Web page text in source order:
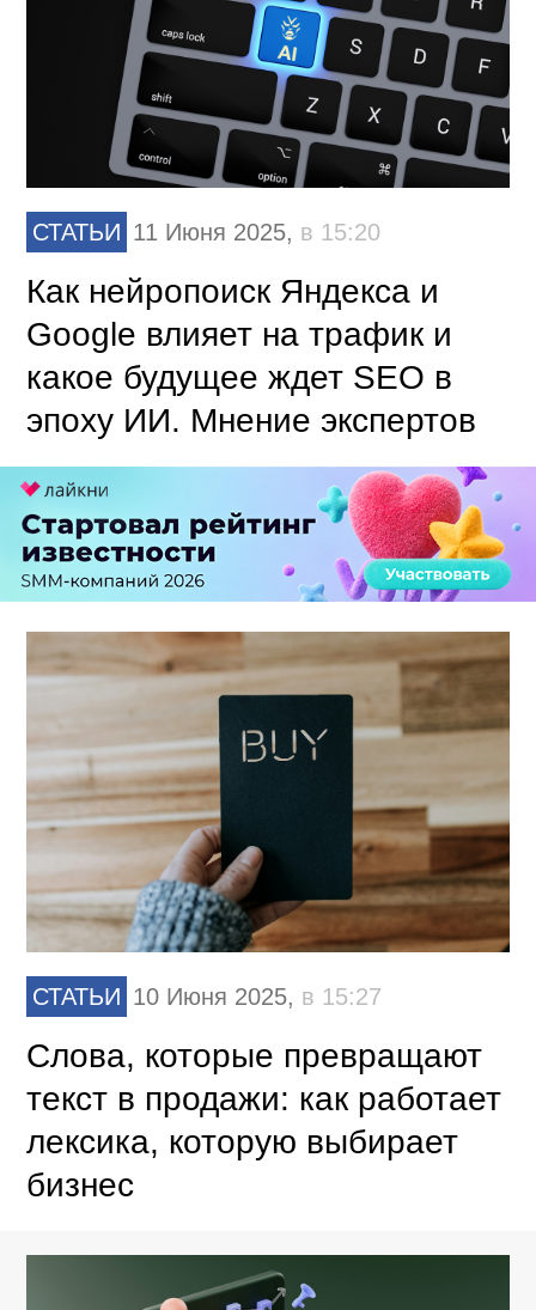
СТАТЬИ 11 Июня 2025, в 15:20
Как нейропоиск Яндекса и
Google влияет на трафик и
какое будущее ждет SEO в
эпоху ИИ. Мнение экспертов
СТАТЬИ 10 Июня 2025, в 15:27
Слова, которые превращают
текст в продажи: как работает
лексика, которую выбирает
бизнес